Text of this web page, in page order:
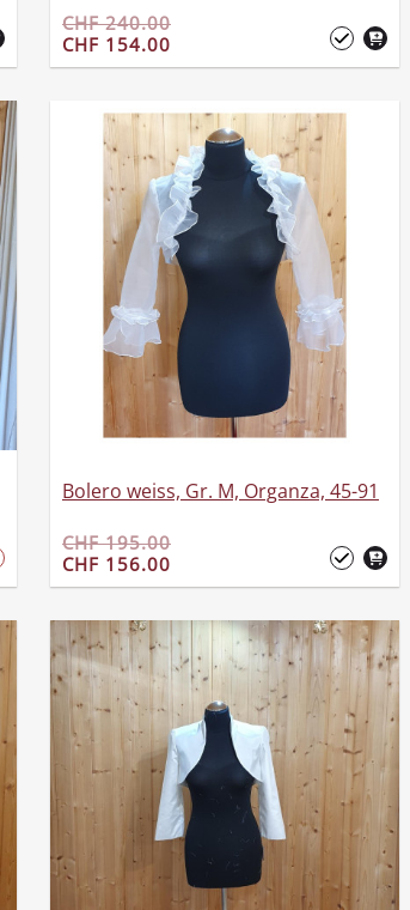
CHF 240.00
CHF 154.00
Bolero weiss, Gr. M, Organza, 45-91
CHF 195.00
CHF 156.00